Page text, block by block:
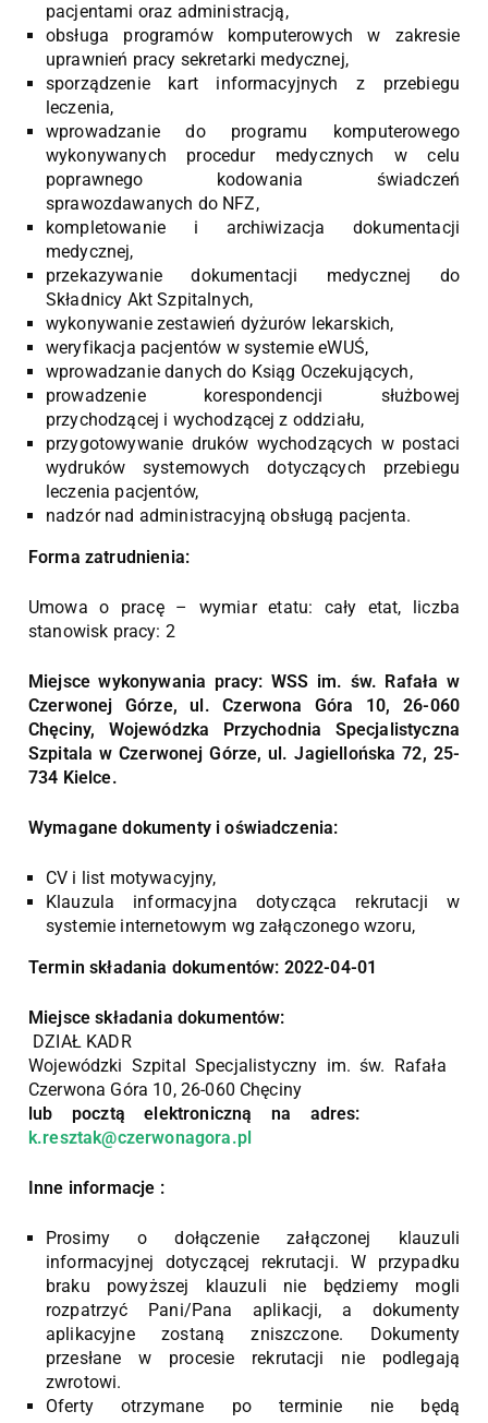
pacjentami oraz administracją,
obsługa programów komputerowych w zakresie
uprawnień pracy sekretarki medycznej,
sporządzenie kart informacyjnych z przebiegu
leczenia,
wprowadzanie do programu komputerowego
wykonywanych procedur medycznych w celu
poprawnego kodowania świadczeń
sprawozdawanych do NFZ,
kompletowanie i archiwizacja dokumentacji
medycznej,
przekazywanie dokumentacji medycznej do
Składnicy Akt Szpitalnych,
wykonywanie zestawień dyżurów lekarskich,
weryfikacja pacjentów w systemie eWUŚ,
wprowadzanie danych do Ksiąg Oczekujących,
prowadzenie korespondencji służbowej
przychodzącej i wychodzącej z oddziału,
przygotowywanie druków wychodzących w postaci
wydruków systemowych dotyczących przebiegu
leczenia pacjentów,
nadzór nad administracyjną obsługą pacjenta.
Forma zatrudnienia:
Umowa o pracę – wymiar etatu: cały etat, liczba
stanowisk pracy: 2
Miejsce wykonywania pracy: WSS im. św. Rafała w
Czerwonej Górze, ul. Czerwona Góra 10, 26-060
Chęciny, Wojewódzka Przychodnia Specjalistyczna
Szpitala w Czerwonej Górze, ul. Jagiellońska 72, 25-
734 Kielce.
Wymagane dokumenty i oświadczenia:
CV i list motywacyjny,
Klauzula informacyjna dotycząca rekrutacji w
systemie internetowym wg załączonego wzoru,
Termin składania dokumentów: 2022-04-01
Miejsce składania dokumentów:
DZIAŁ KADR
Wojewódzki Szpital Specjalistyczny im. św. Rafała
Czerwona Góra 10, 26-060 Chęciny
lub pocztą elektroniczną na adres:
k.resztak@czerwonagora.pl
Inne informacje :
Prosimy o dołączenie załączonej klauzuli
informacyjnej dotyczącej rekrutacji. W przypadku
braku powyższej klauzuli nie będziemy mogli
rozpatrzyć Pani/Pana aplikacji, a dokumenty
aplikacyjne zostaną zniszczone. Dokumenty
przesłane w procesie rekrutacji nie podlegają
zwrotowi.
Oferty otrzymane po terminie nie będą